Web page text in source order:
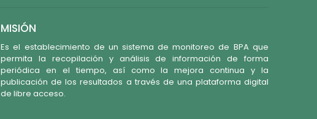
MISIÓN
Es el establecimiento de un sistema de monitoreo de BPA que
permita la recopilación y análisis de información de forma
periódica en el tiempo, así como la mejora continua y la
publicación de los resultados a través de una plataforma digital
de libre acceso.